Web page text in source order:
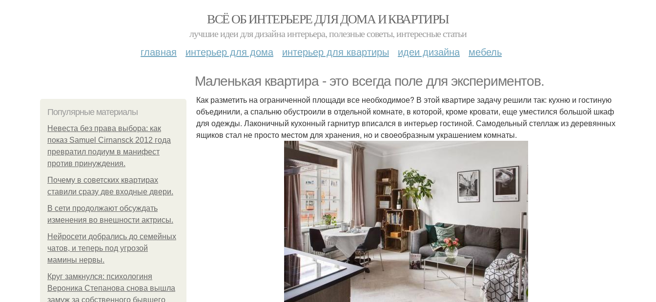
ВСЁ ОБ ИНТЕРЬЕРЕ ДЛЯ ДОМА И КВАРТИРЫ
лучшие идеи для дизайна интерьера, полезные советы, интересные статьи
главная интерьер для дома интерьер для квартиры идеи дизайна мебель
Маленькая квартира - это всегда поле для экспериментов.
Популярные материалы
Невеста без права выбора: как
показ Samuel Cirnansck 2012 года
превратил подиум в манифест
против принуждения.
Почему в советских квартирах
ставили сразу две входные двери.
В сети продолжают обсуждать
изменения во внешности актрисы.
Нейросети добрались до семейных
чатов, и теперь под угрозой
мамины нервы.
Круг замкнулся: психологиня
Вероника Степанова снова вышла
замуж за собственного бывшего
Как разметить на ограниченной площади все необходимое? В этой квартире задачу решили так: кухню и гостиную
объединили, а спальню обустроили в отдельной комнате, в которой, кроме кровати, еще уместился большой шкаф
для одежды. Лаконичный кухонный гарнитур вписался в интерьер гостиной. Самодельный стеллаж из деревянных
ящиков стал не просто местом для хранения, но и своеобразным украшением комнаты.